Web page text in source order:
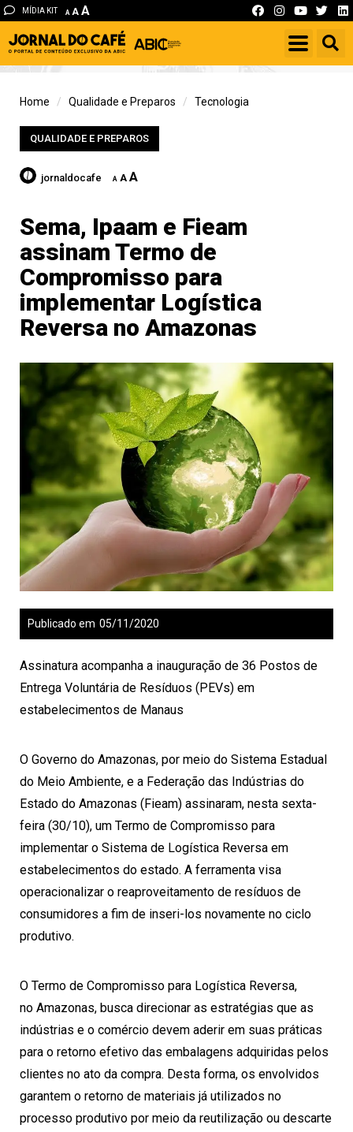
MÍDIA KIT A A A
Home Qualidade e Preparos Tecnologia
QUALIDADE E PREPAROS
jornaldocafe A A A
Sema, Ipaam e Fieam
assinam Termo de
Compromisso para
implementar Logística
Reversa no Amazonas
05/11/2020
Publicado em
Assinatura acompanha a inauguração de 36 Postos de
Entrega Voluntária de Resíduos (PEVs) em
estabelecimentos de Manaus
O Governo do Amazonas, por meio do Sistema Estadual
do Meio Ambiente, e a Federação das Indústrias do
Estado do Amazonas (Fieam) assinaram, nesta sexta-
feira (30/10), um Termo de Compromisso para
implementar o Sistema de Logística Reversa em
estabelecimentos do estado. A ferramenta visa
operacionalizar o reaproveitamento de resíduos de
consumidores a fim de inseri-los novamente no ciclo
produtivo.
O Termo de Compromisso para Logística Reversa,
no Amazonas, busca direcionar as estratégias que as
indústrias e o comércio devem aderir em suas práticas
para o retorno efetivo das embalagens adquiridas pelos
clientes no ato da compra. Desta forma, os envolvidos
garantem o retorno de materiais já utilizados no
processo produtivo por meio da reutilização ou descarte